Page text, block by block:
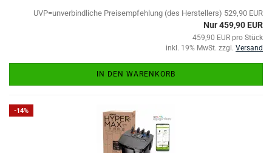
UVP=unverbindliche Preisempfehlung (des Herstellers) 529,90 EUR
Nur 459,90 EUR
459,90 EUR pro Stück
inkl. 19% MwSt. zzgl. Versand
IN DEN WARENKORB
-14%